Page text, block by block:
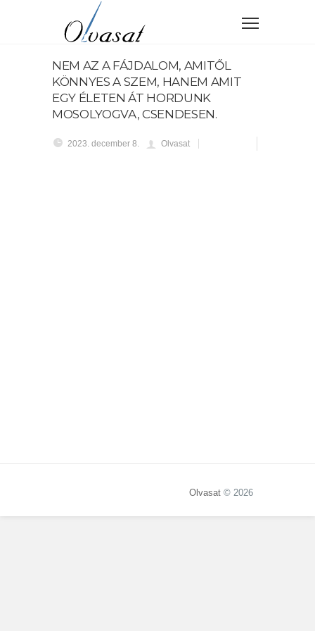
NEM AZ A FÁJDALOM, AMITŐL
KÖNNYES A SZEM, HANEM AMIT
EGY ÉLETEN ÁT HORDUNK
MOSOLYOGVA, CSENDESEN.
2023. december 8. Olvasat
Olvasat © 2026